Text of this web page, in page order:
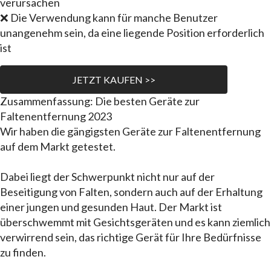
verursachen
❌ Die Verwendung kann für manche Benutzer
unangenehm sein, da eine liegende Position erforderlich
ist
JETZT KAUFEN >>
Zusammenfassung: Die besten Geräte zur
Faltenentfernung 2023
Wir haben die gängigsten Geräte zur Faltenentfernung
auf dem Markt getestet.
Dabei liegt der Schwerpunkt nicht nur auf der
Beseitigung von Falten, sondern auch auf der Erhaltung
einer jungen und gesunden Haut. Der Markt ist
überschwemmt mit Gesichtsgeräten und es kann ziemlich
verwirrend sein, das richtige Gerät für Ihre Bedürfnisse
zu finden.